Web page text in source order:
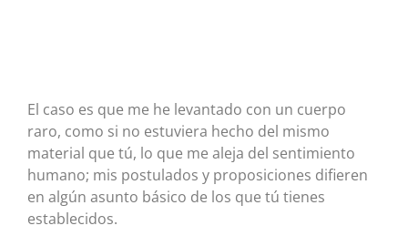
El caso es que me he levantado con un cuerpo
raro, como si no estuviera hecho del mismo
material que tú, lo que me aleja del sentimiento
humano; mis postulados y proposiciones difieren
en algún asunto básico de los que tú tienes
establecidos.